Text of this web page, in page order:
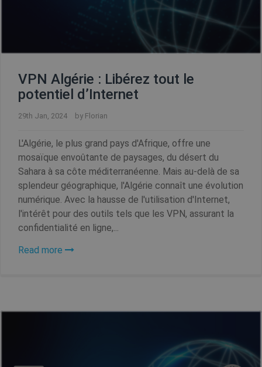
VPN Algérie : Libérez tout le
potentiel d’Internet
29th Jan, 2024 by Florian
L'Algérie, le plus grand pays d'Afrique, offre une
mosaïque envoûtante de paysages, du désert du
Sahara à sa côte méditerranéenne. Mais au-delà de sa
splendeur géographique, l'Algérie connaît une évolution
numérique. Avec la hausse de l'utilisation d'Internet,
l'intérêt pour des outils tels que les VPN, assurant la
confidentialité en ligne,...
Read more